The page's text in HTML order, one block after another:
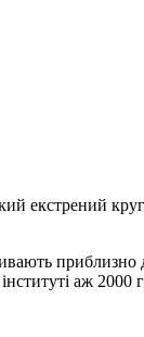
екстрений
аж 2000